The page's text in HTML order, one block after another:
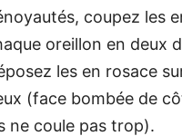
coupez les
oreillon en deux
les en rosace
(face bombée de
ne coule pas trop).